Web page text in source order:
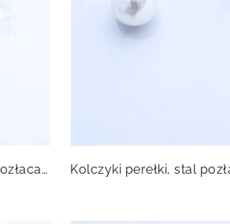
Kolczyki skrzydła motyla, stal pozłacana S215599Z00